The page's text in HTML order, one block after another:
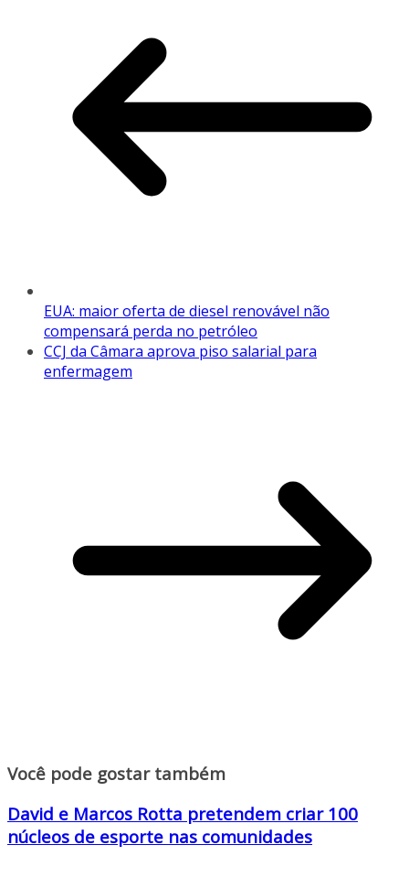
EUA: maior oferta de diesel renovável não
compensará perda no petróleo
CCJ da Câmara aprova piso salarial para
enfermagem
Você pode gostar também
David e Marcos Rotta pretendem criar 100
núcleos de esporte nas comunidades